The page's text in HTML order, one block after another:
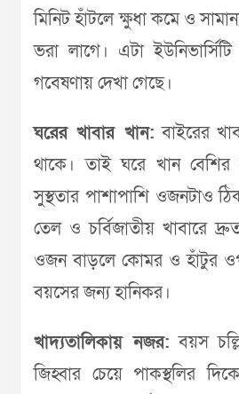
মিনিট হাঁটলে ক্ষুধা কমে ও
ভরা লাগে। এটা
গবেষণায় দেখা গেছে।
ঘরের খাবার খান: বাইরের
থাকে। তাই ঘরে খান
সুস্থতার পাশাপাশি ওজনটাও
তেল ও চর্বিজাতীয় খাবারে
ওজন বাড়লে কোমর ও হাঁটুর
বয়সের জন্য হানিকর।
খাদ্যতালিকায় নজর: বয়স
জিহ্বার চেয়ে পাকস্থলির